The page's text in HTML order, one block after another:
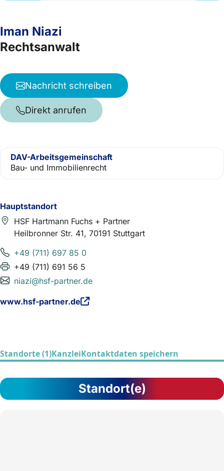
Hauptstandort
HSF Hartmann Fuchs + Partner
Heilbronner Str. 41, 70191 Stuttgart
+49 (711) 697 85 0
+49 (711) 691 56 5
niazi@hsf-partner.de
www.hsf-partner.de
Iman Niazi
Rechtsanwalt
Nachricht schreiben
Direkt anrufen
DAV-Arbeitsgemeinschaft
Bau- und Immobilienrecht
Standorte (1)KanzleiKontaktdaten speichern
Standort(e)